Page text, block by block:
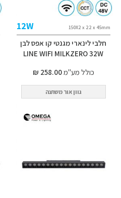
150X2 x 22 x 45mm
12W
חלבי לינארי מגנטי קו אפס לבן
LINE WIFI MILKZERO 32W
כולל מע"מ258.00 ₪
גוון אור משתנה